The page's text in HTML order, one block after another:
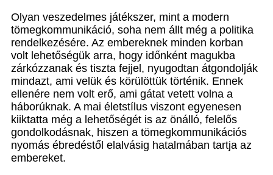
Olyan veszedelmes játékszer, mint a modern
tömegkommunikáció, soha nem állt még a politika
rendelkezésére. Az embereknek minden korban
volt lehetőségük arra, hogy időnként magukba
zárkózzanak és tiszta fejjel, nyugodtan átgondolják
mindazt, ami velük és körülöttük történik. Ennek
ellenére nem volt erő, ami gátat vetett volna a
háborúknak. A mai életstílus viszont egyenesen
kiiktatta még a lehetőségét is az önálló, felelős
gondolkodásnak, hiszen a tömegkommunikációs
nyomás ébredéstől elalvásig hatalmában tartja az
embereket.